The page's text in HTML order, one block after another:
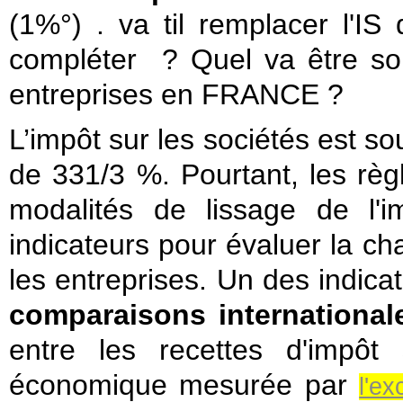
(1%°) . va til remplacer
compléter ? Quel va être
entreprises en FRANCE ?
L’impôt sur les sociétés est
de 331/3 %. Pourtant, les
modalités de lissage de
indicateurs pour évaluer la
les entreprises. Un des
comparaisons
entre les recettes
économique mesurée par